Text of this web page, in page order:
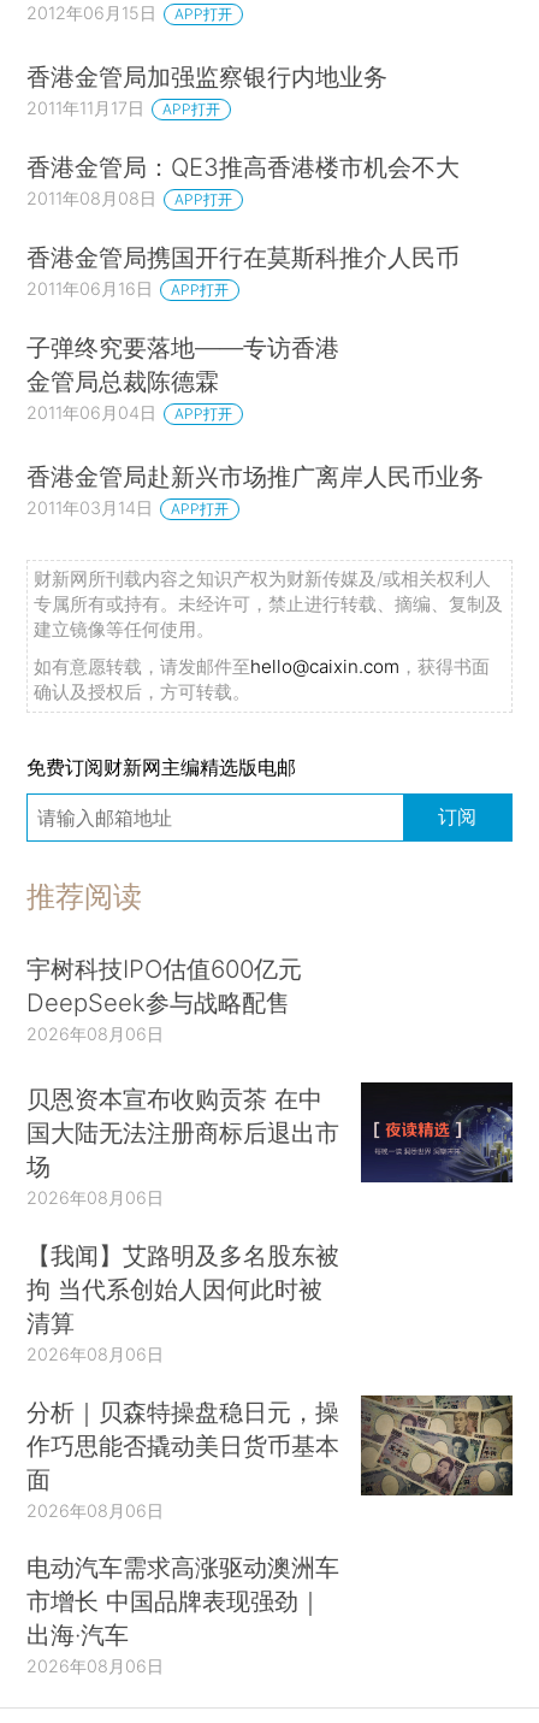
2012年06月15日 APP打开
香港金管局加强监察银行内地业务
2011年11月17日 APP打开
香港金管局：QE3推高香港楼市机会不大
2011年08月08日 APP打开
香港金管局携国开行在莫斯科推介人民币
2011年06月16日 APP打开
子弹终究要落地——专访香港
金管局总裁陈德霖
2011年06月04日 APP打开
香港金管局赴新兴市场推广离岸人民币业务
2011年03月14日 APP打开
财新网所刊载内容之知识产权为财新传媒及/或相关权利人
专属所有或持有。未经许可，禁止进行转载、摘编、复制及
建立镜像等任何使用。
如有意愿转载，请发邮件至hello@caixin.com ，获得书面
确认及授权后，方可转载。
免费订阅财新网主编精选版电邮
订阅
推荐阅读
宇树科技IPO估值600亿元
DeepSeek参与战略配售
2026年08月06日
贝恩资本宣布收购贡茶 在中
国大陆无法注册商标后退出市
场
2026年08月06日
【我闻】艾路明及多名股东被
拘 当代系创始人因何此时被
清算
2026年08月06日
分析｜贝森特操盘稳日元，操
作巧思能否撬动美日货币基本
面
2026年08月06日
电动汽车需求高涨驱动澳洲车
市增长 中国品牌表现强劲｜
出海·汽车
2026年08月06日